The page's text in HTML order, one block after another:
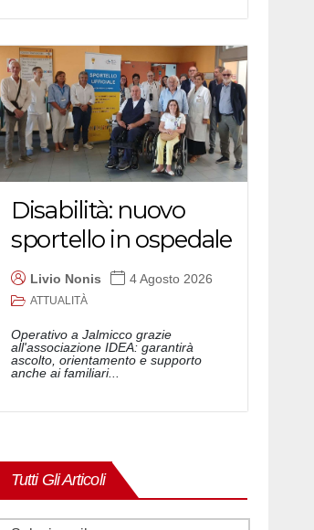
Disabilità: nuovo
sportello in ospedale
Livio Nonis 4 Agosto 2026
ATTUALITÀ
Operativo a Jalmicco grazie
all'associazione IDEA: garantirà
ascolto, orientamento e supporto
anche ai familiari...
Tutti Gli Articoli